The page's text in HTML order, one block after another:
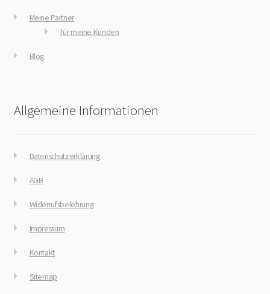
Meine Partner
für meine Kunden
Blog
Allgemeine Informationen
Datenschutzerklärung
AGB
Widerrufsbelehrung
Impressum
Kontakt
Sitemap